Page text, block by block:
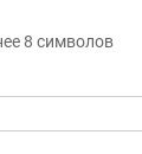
8 символов